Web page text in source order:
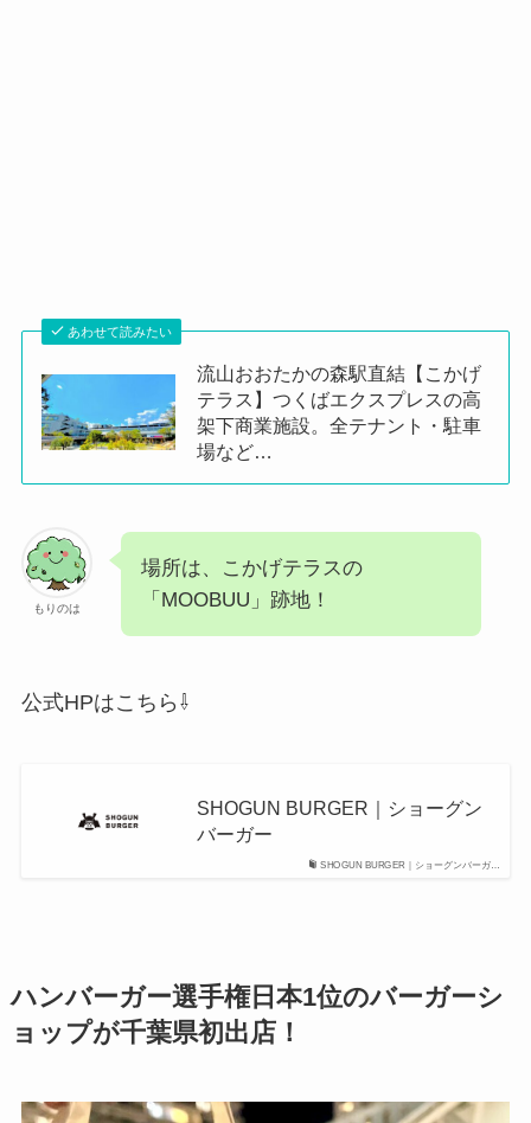
あわせて読みたい
流山おおたかの森駅直結【こかげ
テラス】つくばエクスプレスの高
架下商業施設。全テナント・駐車
場など…
もりのは
場所は、こかげテラスの
「MOOBUU」跡地！
公式HPはこちら⇩
SHOGUN BURGER｜ショーグンバーガ…
SHOGUN BURGER｜ショーグン
バーガー
ハンバーガー選手権日本1位のバーガーシ
ョップが千葉県初出店！